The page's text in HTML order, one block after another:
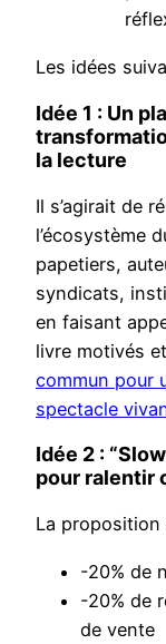
Les idées
Idée 1 : Un
la lecture
Il s’agirait de
l’écosystème
papetiers,
syndicats,
en faisant
livre motivés
commun pour
spectacle
Idée 2 :
pour ralentir
La proposition
-20% de
-20% de
de vente